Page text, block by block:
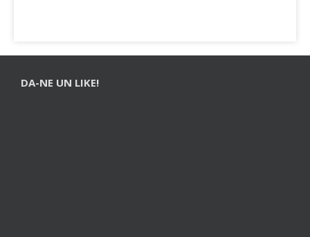
DA-NE UN LIKE!